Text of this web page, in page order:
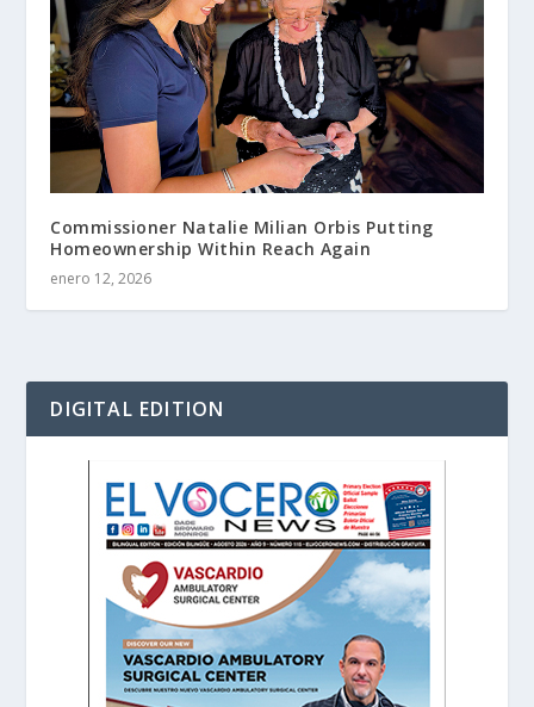
Commissioner Natalie Milian Orbis Putting
Homeownership Within Reach Again
enero 12, 2026
DIGITAL EDITION